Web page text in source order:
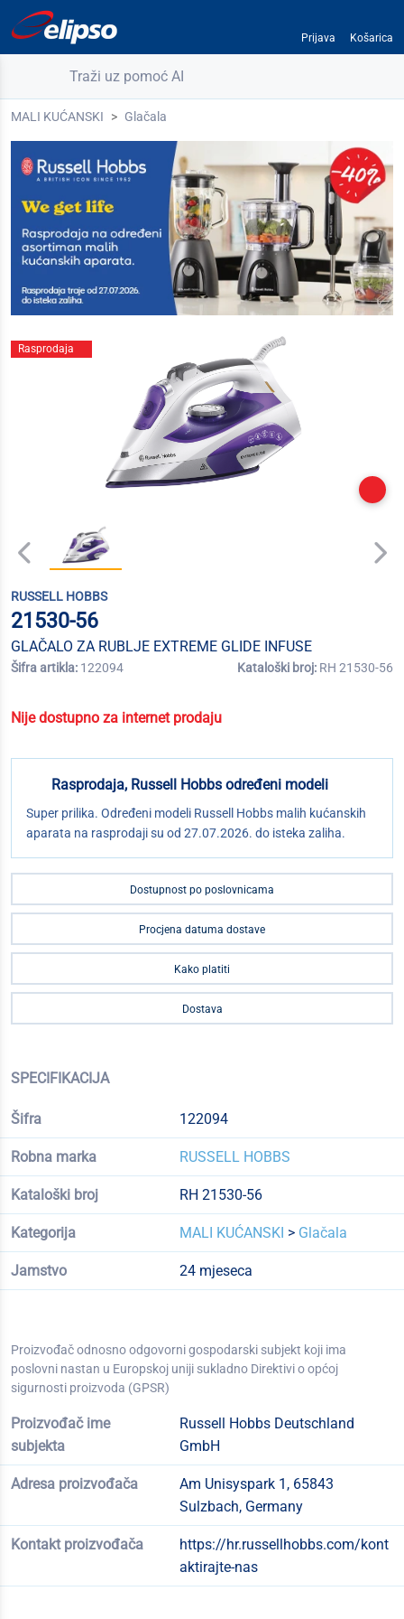
Prijava Košarica
Traži uz pomoć AI
MALI KUĆANSKI Glačala
Rasprodaja
RUSSELL HOBBS
21530-56
GLAČALO ZA RUBLJE EXTREME GLIDE INFUSE
Šifra artikla: 122094 Kataloški broj: RH 21530-56
Nije dostupno za internet prodaju
Rasprodaja, Russell Hobbs određeni modeli
Super prilika. Određeni modeli Russell Hobbs malih kućanskih
aparata na rasprodaji su od 27.07.2026. do isteka zaliha.
Dostupnost po poslovnicama
Procjena datuma dostave
Kako platiti
Dostava
SPECIFIKACIJA
Šifra 122094
Robna marka RUSSELL HOBBS
Kataloški broj RH 21530-56
Kategorija MALI KUĆANSKI > Glačala
Jamstvo 24 mjeseca
Proizvođač odnosno odgovorni gospodarski subjekt koji ima
poslovni nastan u Europskoj uniji sukladno Direktivi o općoj
sigurnosti proizvoda (GPSR)
Proizvođač ime
subjekta
Russell Hobbs Deutschland
GmbH
Adresa proizvođača
Am Unisyspark 1, 65843
Sulzbach, Germany
Kontakt proizvođača
https://hr.russellhobbs.com/kont
aktirajte-nas